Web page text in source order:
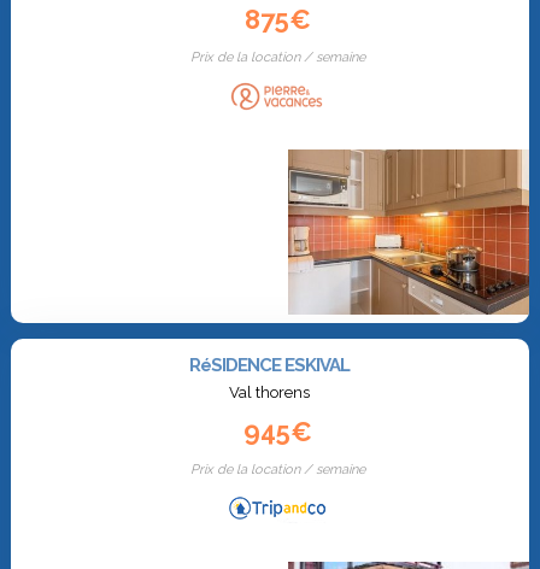
875€
Prix de la location / semaine
RéSIDENCE ESKIVAL
Val thorens
945€
Prix de la location / semaine